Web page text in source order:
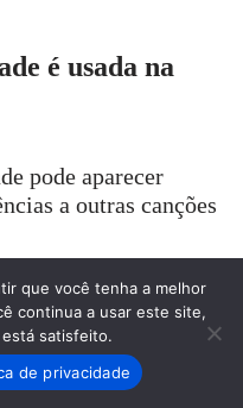
é usada na
pode aparecer
a outras canções
na
que você tenha a melhor
continua a usar este site,
satisfeito.
de privacidade